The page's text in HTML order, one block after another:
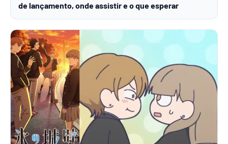
de lançamento, onde assistir e o que esperar